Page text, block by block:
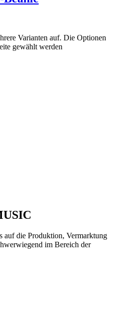
Varianten auf. Die Optionen
gewählt werden
auf die Produktion, Vermarktung
im Bereich der